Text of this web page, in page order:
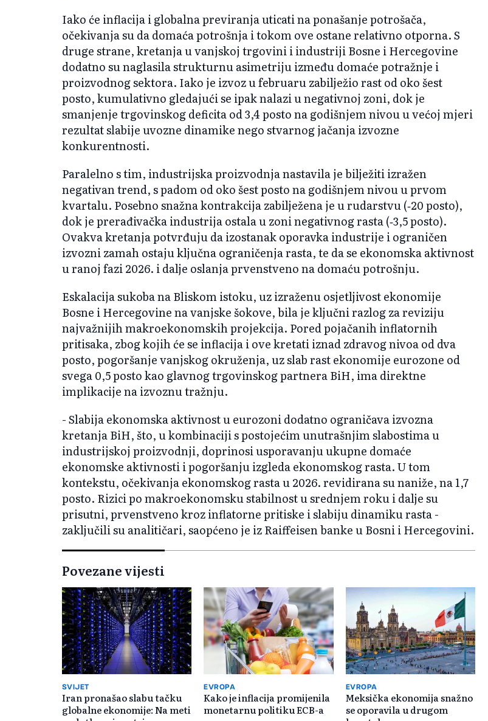
Iako će inflacija i globalna previranja uticati na ponašanje potrošača,
očekivanja su da domaća potrošnja i tokom ove ostane relativno otporna. S
druge strane, kretanja u vanjskoj trgovini i industriji Bosne i Hercegovine
dodatno su naglasila strukturnu asimetriju između domaće potražnje i
proizvodnog sektora. Iako je izvoz u februaru zabilježio rast od oko šest
posto, kumulativno gledajući se ipak nalazi u negativnoj zoni, dok je
smanjenje trgovinskog deficita od 3,4 posto na godišnjem nivou u većoj mjeri
rezultat slabije uvozne dinamike nego stvarnog jačanja izvozne
konkurentnosti.
Paralelno s tim, industrijska proizvodnja nastavila je bilježiti izražen
negativan trend, s padom od oko šest posto na godišnjem nivou u prvom
kvartalu. Posebno snažna kontrakcija zabilježena je u rudarstvu (‑20 posto),
dok je prerađivačka industrija ostala u zoni negativnog rasta (‑3,5 posto).
Ovakva kretanja potvrđuju da izostanak oporavka industrije i ograničen
izvozni zamah ostaju ključna ograničenja rasta, te da se ekonomska aktivnost
u ranoj fazi 2026. i dalje oslanja prvenstveno na domaću potrošnju.
Eskalacija sukoba na Bliskom istoku, uz izraženu osjetljivost ekonomije
Bosne i Hercegovine na vanjske šokove, bila je ključni razlog za reviziju
najvažnijih makroekonomskih projekcija. Pored pojačanih inflatornih
pritisaka, zbog kojih će se inflacija i ove kretati iznad zdravog nivoa od dva
posto, pogoršanje vanjskog okruženja, uz slab rast ekonomije eurozone od
svega 0,5 posto kao glavnog trgovinskog partnera BiH, ima direktne
implikacije na izvoznu tražnju.
- Slabija ekonomska aktivnost u eurozoni dodatno ograničava izvozna
kretanja BiH, što, u kombinaciji s postojećim unutrašnjim slabostima u
industrijskoj proizvodnji, doprinosi usporavanju ukupne domaće
ekonomske aktivnosti i pogoršanju izgleda ekonomskog rasta. U tom
kontekstu, očekivanja ekonomskog rasta u 2026. revidirana su naniže, na 1,7
posto. Rizici po makroekonomsku stabilnost u srednjem roku i dalje su
prisutni, prvenstveno kroz inflatorne pritiske i slabiju dinamiku rasta -
zaključili su analitičari, saopćeno je iz Raiffeisen banke u Bosni i Hercegovini.
Povezane vijesti
SVIJET
Iran pronašao slabu tačku
globalne ekonomije: Na meti
EVROPA
Kako je inflacija promijenila
monetarnu politiku ECB-a
EVROPA
Meksička ekonomija snažno
se oporavila u drugom